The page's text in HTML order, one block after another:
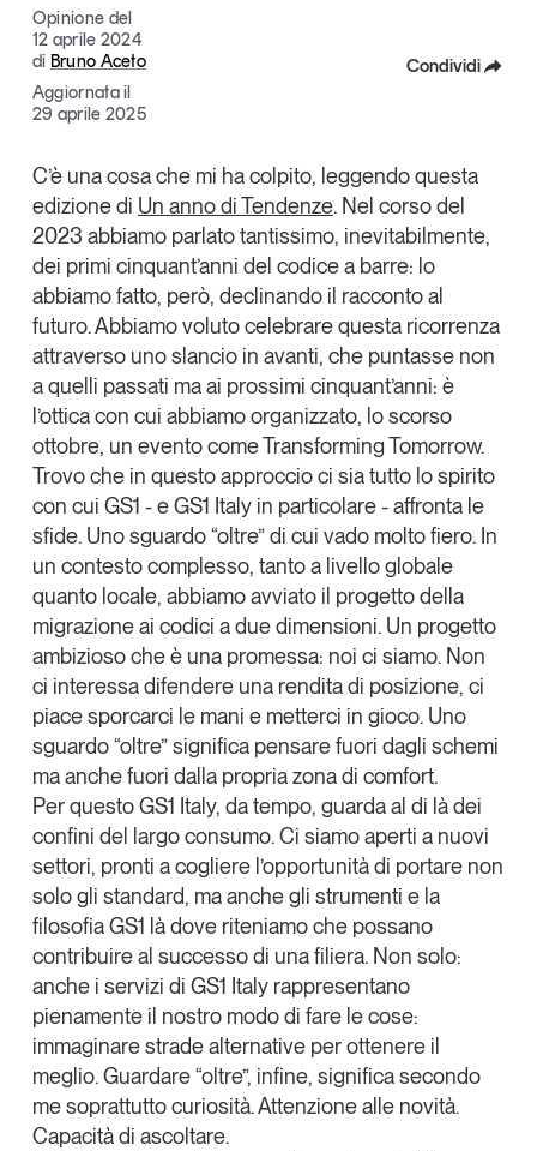
Dossier
Il Numero
Interviste
Comunicati stampa
Podcast
Eventi e formazione
Tutti gli appuntamenti
Chi siamo
Newsletter
Contatti
Tendenze Journal
La nostra newsletter nella tua email
Un anno di
Tendenze2026
Leggi il magazine
Opinione del
12 aprile 2024
di Bruno Aceto
Aggiornata il
29 aprile 2025
Condividi
Linkedin
Copia Link
C’è una cosa che mi ha colpito, leggendo questa
edizione di Un anno di Tendenze. Nel corso del
2023 abbiamo parlato tantissimo, inevitabilmente,
dei primi cinquant’anni del codice a barre: lo
abbiamo fatto, però, declinando il racconto al
futuro. Abbiamo voluto celebrare questa ricorrenza
attraverso uno slancio in avanti, che puntasse non
a quelli passati ma ai prossimi cinquant’anni: è
l’ottica con cui abbiamo organizzato, lo scorso
ottobre, un evento come Transforming Tomorrow.
Trovo che in questo approccio ci sia tutto lo spirito
con cui GS1 - e GS1 Italy in particolare - affronta le
sfide. Uno sguardo “oltre” di cui vado molto fiero. In
un contesto complesso, tanto a livello globale
quanto locale, abbiamo avviato il progetto della
migrazione ai codici a due dimensioni. Un progetto
ambizioso che è una promessa: noi ci siamo. Non
ci interessa difendere una rendita di posizione, ci
piace sporcarci le mani e metterci in gioco. Uno
sguardo “oltre” significa pensare fuori dagli schemi
ma anche fuori dalla propria zona di comfort.
Per questo GS1 Italy, da tempo, guarda al di là dei
confini del largo consumo. Ci siamo aperti a nuovi
settori, pronti a cogliere l’opportunità di portare non
solo gli standard, ma anche gli strumenti e la
filosofia GS1 là dove riteniamo che possano
contribuire al successo di una filiera. Non solo:
anche i servizi di GS1 Italy rappresentano
pienamente il nostro modo di fare le cose:
immaginare strade alternative per ottenere il
meglio. Guardare “oltre”, infine, significa secondo
me soprattutto curiosità. Attenzione alle novità.
Capacità di ascoltare.